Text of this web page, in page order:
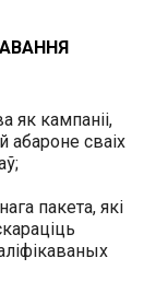
як кампаніі,
абароне сваіх
пакета, які